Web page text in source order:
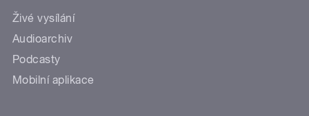
Živé vysílání
Audioarchiv
Podcasty
Mobilní aplikace